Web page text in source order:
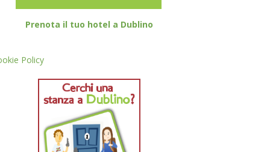
Prenota il tuo hotel a Dublino
Policy